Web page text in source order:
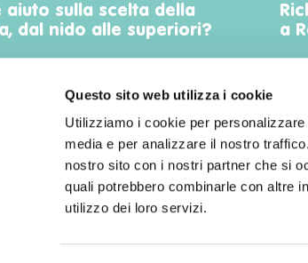
Questo sito web utilizza i cookie
Utilizziamo i cookie per
media e per analizzare il nostro
nostro sito con i nostri partner che si
quali potrebbero combinarle con altre
utilizzo dei loro servizi.
aiuto sulla scelta della
dal nido alle superiori?
a
l'app di Radiomamma!